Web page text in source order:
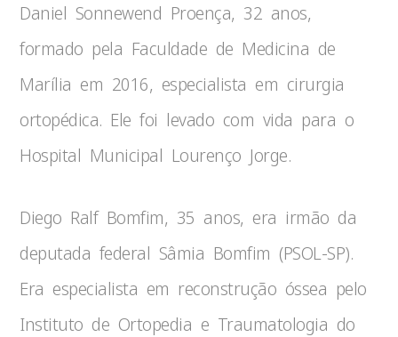
Daniel Sonnewend Proença, 32 anos,
formado pela Faculdade de Medicina de
Marília em 2016, especialista em cirurgia
ortopédica. Ele foi levado com vida para o
Hospital Municipal Lourenço Jorge.
Diego Ralf Bomfim, 35 anos, era irmão da
deputada federal Sâmia Bomfim (PSOL-SP).
Era especialista em reconstrução óssea pelo
Instituto de Ortopedia e Traumatologia do